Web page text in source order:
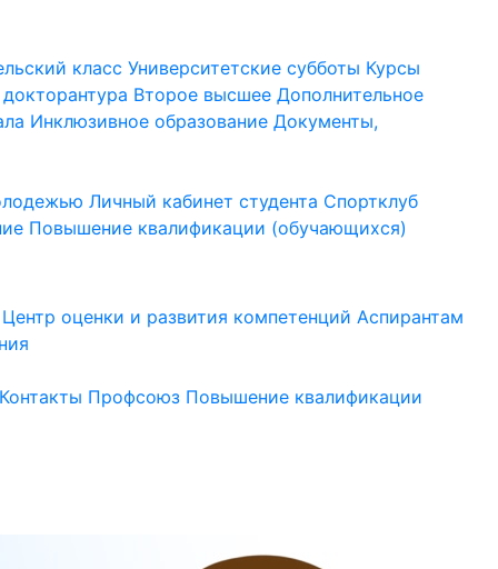
класс Университетские субботы Курсы
Второе высшее Дополнительное
Инклюзивное образование Документы,
Личный кабинет студента Спортклуб
Повышение квалификации (обучающихся)
Центр оценки и развития компетенций Аспирантам
Контакты Профсоюз Повышение квалификации